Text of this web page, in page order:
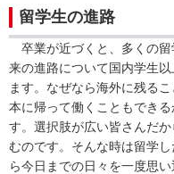
留学生の進路
卒業が近づくと、多くの留
来の進路について国内学生以
ます。なぜなら海外に残るこ
本に帰って働くこともでき
す。選択肢が広い皆さんだか
むのです。そんな時は留学
ら今日までの日々を一度思